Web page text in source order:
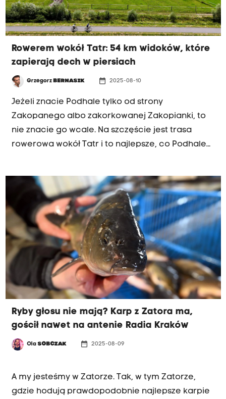
Rowerem wokół Tatr: 54 km widoków, które
zapierają dech w piersiach
Grzegorz BERNASIK date_range 2025-08-10
Jeżeli znacie Podhale tylko od strony
Zakopanego albo zakorkowanej Zakopianki, to
nie znacie go wcale. Na szczęście jest trasa
rowerowa wokół Tatr i to najlepsze, co Podhale
Szanowni Państwo, rewelacyjnie!
Ryby głosu nie mają? Karp z Zatora ma,
gościł nawet na antenie Radia Kraków
OlaSOBCZAK date_range 2025-08-09
A my jesteśmy w Zatorze. Tak, w tym Zatorze,
gdzie hodują prawdopodobnie najlepsze karpie